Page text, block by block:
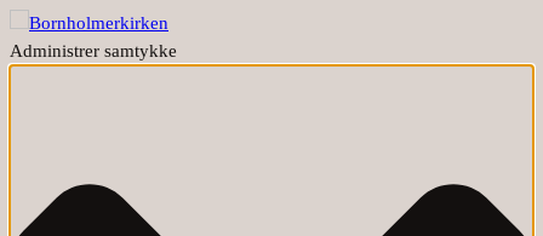
Administrer samtykke